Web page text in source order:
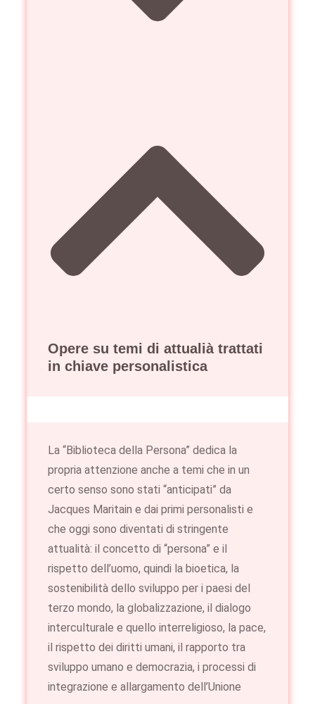
Opere su temi di attualià trattati
in chiave personalistica
La “Biblioteca della Persona” dedica la
propria attenzione anche a temi che in un
certo senso sono stati “anticipati” da
Jacques Maritain e dai primi personalisti e
che oggi sono diventati di stringente
attualità: il concetto di “persona” e il
rispetto dell’uomo, quindi la bioetica, la
sostenibilità dello sviluppo per i paesi del
terzo mondo, la globalizzazione, il dialogo
interculturale e quello interreligioso, la pace,
il rispetto dei diritti umani, il rapporto tra
sviluppo umano e democrazia, i processi di
integrazione e allargamento dell’Unione